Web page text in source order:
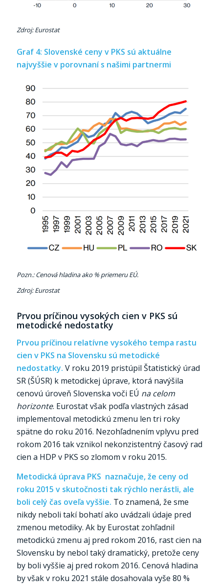
Zdroj: Eurostat
Graf 4: Slovenské ceny v PKS sú aktuálne
najvyššie v porovnaní s našimi partnermi
Pozn.: Cenová hladina ako % priemeru EÚ.
Zdroj: Eurostat
Prvou príčinou vysokých cien v PKS sú
metodické nedostatky
Prvou príčinou relatívne vysokého tempa rastu
cien v PKS na Slovensku sú metodické
nedostatky. V roku 2019 pristúpil Štatistický úrad
SR (ŠÚSR) k metodickej úprave, ktorá navýšila
cenovú úroveň Slovenska voči EÚ na celom
horizonte. Eurostat však podľa vlastných zásad
implementoval metodickú zmenu len tri roky
spätne do roku 2016. Nezohľadnením vplyvu pred
rokom 2016 tak vznikol nekonzistentný časový rad
cien a HDP v PKS so zlomom v roku 2015.
Metodická úprava PKS naznačuje, že ceny od
roku 2015 v skutočnosti tak rýchlo nerástli, ale
boli celý čas oveľa vyššie. To znamená, že sme
nikdy neboli takí bohatí ako uvádzali údaje pred
zmenou metodiky. Ak by Eurostat zohľadnil
metodickú zmenu aj pred rokom 2016, rast cien na
Slovensku by nebol taký dramatický, pretože ceny
by boli vyššie aj pred rokom 2016. Cenová hladina
by však v roku 2021 stále dosahovala vyše 80 %